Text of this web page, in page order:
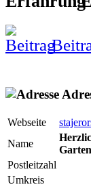
Webseite
Name
Postleitzahl
Umkreis